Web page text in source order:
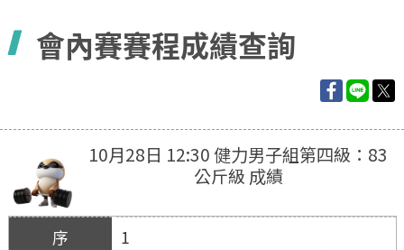
會內賽賽程成績查詢
10月28日 12:30 健力男子組第四級：83
公斤級 成績
1